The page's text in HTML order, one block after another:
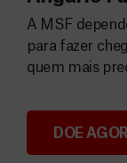
Angarie
A MSF
para fazer
quem mais
DOE